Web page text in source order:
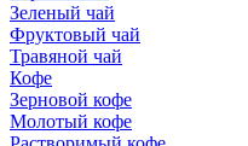
Зеленый чай
Фруктовый чай
Травяной чай
Кофе
Зерновой кофе
Молотый кофе